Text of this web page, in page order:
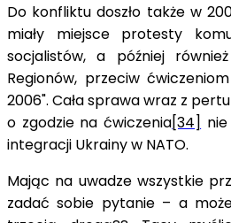
Do konfliktu doszło także w
miały miejsce protesty
socjalistów, a później
Regionów, przeciw
2006". Cała sprawa wraz z
o zgodzie na ćwiczenia[34]
integracji Ukrainy w NATO.
Mając na uwadze wszystkie
zadać sobie pytanie – a